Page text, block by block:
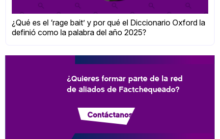
¿Qué es el ‘rage bait’ y por qué el Diccionario Oxford la
definió como la palabra del año 2025?
¿Quieres formar parte de la red
de aliados de Factchequeado?
Contáctanos